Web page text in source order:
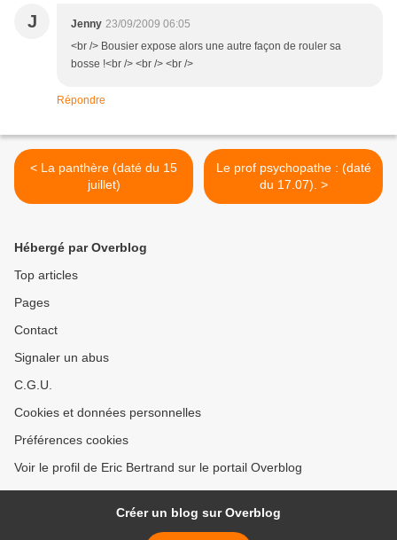
J Jenny 23/09/2009 06:05
<br /> Bousier expose alors une autre façon de rouler sa
bosse !<br /> <br /> <br />
Répondre
< La panthère (daté du 15
juillet)
Le prof psychopathe : (daté
du 17.07). >
Hébergé par Overblog
Top articles
Pages
Contact
Signaler un abus
C.G.U.
Cookies et données personnelles
Préférences cookies
Voir le profil de Eric Bertrand sur le portail Overblog
Créer un blog sur Overblog